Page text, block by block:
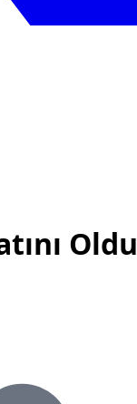
Oldu